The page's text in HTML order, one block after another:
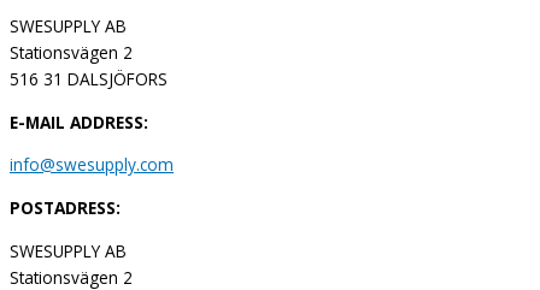
SWESUPPLY AB
Stationsvägen 2
516 31 DALSJÖFORS
E-MAIL ADDRESS:
info@swesupply.com
POSTADRESS:
SWESUPPLY AB
Stationsvägen 2